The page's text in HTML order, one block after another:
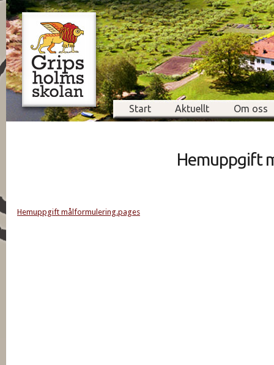
Start Aktuellt Om oss
Hemuppgift
Hemuppgift målformulering.pages